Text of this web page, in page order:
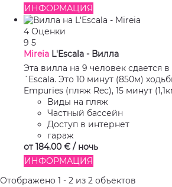
ИНФОРМАЦИЯ
4 Оценки
9 5
Mireia L'Escala - Вилла
Эта вилла на 9 человек сдается
´Escala. Это 10 минут (850м)
Empuries (пляж Rec), 15 минут
Виды на пляж
Частный бассейн
Доступ в интернет
гараж
от 184.00 € / ночь
ИНФОРМАЦИЯ
Отображено 1 - 2 из 2 объектов